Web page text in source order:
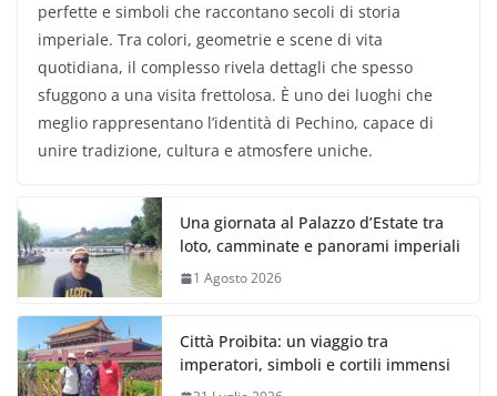
perfette e simboli che raccontano secoli di storia
imperiale. Tra colori, geometrie e scene di vita
quotidiana, il complesso rivela dettagli che spesso
sfuggono a una visita frettolosa. È uno dei luoghi che
meglio rappresentano l’identità di Pechino, capace di
unire tradizione, cultura e atmosfere uniche.
Una giornata al Palazzo d’Estate tra
loto, camminate e panorami imperiali
1 Agosto 2026
Città Proibita: un viaggio tra
imperatori, simboli e cortili immensi